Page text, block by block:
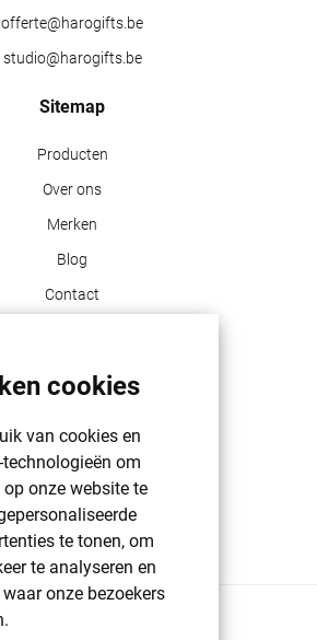
cookies
van cookies en
om
onze website te
te tonen, om
te analyseren en
onze bezoekers
offerte@harogifts.be
studio@harogifts.be
Sitemap
Producten
Over ons
Merken
Blog
Contact
POLICY | HAROGIFTS
PMS kleuren
Cookie beleid
en bepalingen
Winkelwagen